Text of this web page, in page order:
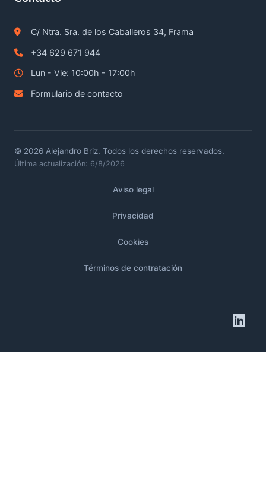
C/ Ntra. Sra. de los Caballeros 34, Frama
+34 629 671 944
Lun - Vie: 10:00h - 17:00h
Formulario de contacto
© 2026 Alejandro Briz. Todos los derechos reservados.
Última actualización: 6/8/2026
Aviso legal
Privacidad
Cookies
Términos de contratación